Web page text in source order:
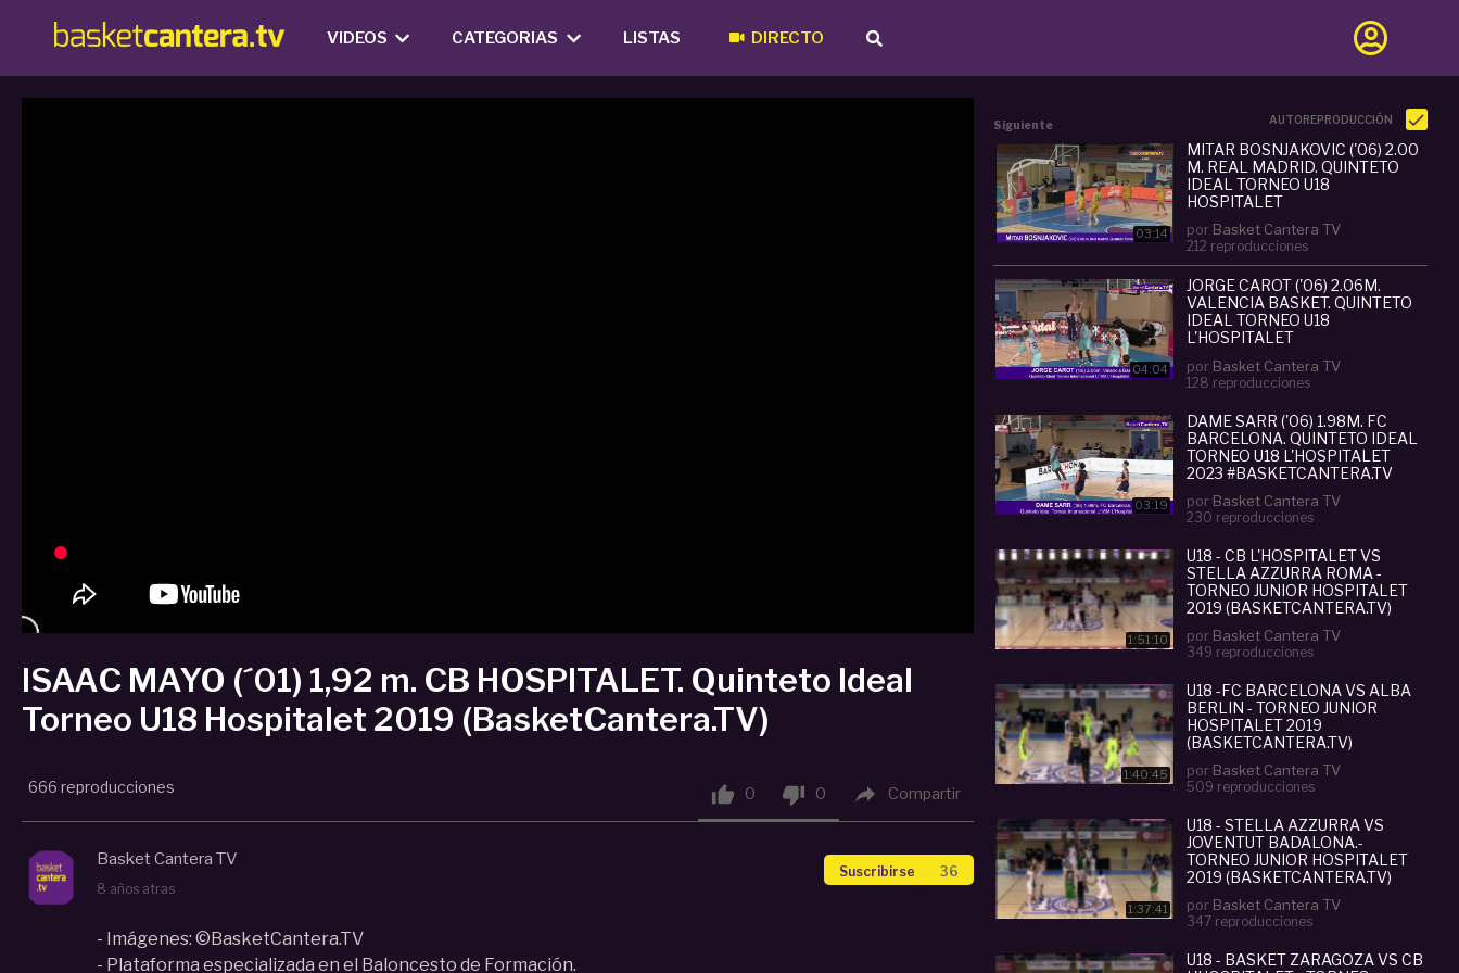
VIDEOS CATEGORIAS LISTAS DIRECTO
ISAAC MAYO (´01) 1,92 m. CB HOSPITALET. Quinteto Ideal
Torneo U18 Hospitalet 2019 (BasketCantera.TV)
666 reproducciones  0  0  Compartir
Basket Cantera TV
8 años atras
Suscribirse 36
- Imágenes: ©BasketCantera.TV
- Plataforma especializada en el Baloncesto de Formación.
Siguiente AUTOREPRODUCCIÓN
03:14
MITAR BOSNJAKOVIC ('06) 2.00
M. REAL MADRID. QUINTETO
IDEAL TORNEO U18
HOSPITALET
por Basket Cantera TV
212 reproducciones
04:04
JORGE CAROT ('06) 2.06M.
VALENCIA BASKET. QUINTETO
IDEAL TORNEO U18
L'HOSPITALET
por Basket Cantera TV
128 reproducciones
03:19
DAME SARR ('06) 1.98M. FC
BARCELONA. QUINTETO IDEAL
TORNEO U18 L'HOSPITALET
2023 #BASKETCANTERA.TV
por Basket Cantera TV
230 reproducciones
1:51:10
U18 - CB L'HOSPITALET VS
STELLA AZZURRA ROMA -
TORNEO JUNIOR HOSPITALET
2019 (BASKETCANTERA.TV)
por Basket Cantera TV
349 reproducciones
1:40:45
U18 -FC BARCELONA VS ALBA
BERLIN - TORNEO JUNIOR
HOSPITALET 2019
(BASKETCANTERA.TV)
por Basket Cantera TV
509 reproducciones
1:37:41
U18 - STELLA AZZURRA VS
JOVENTUT BADALONA.-
TORNEO JUNIOR HOSPITALET
2019 (BASKETCANTERA.TV)
por Basket Cantera TV
347 reproducciones
U18 - BASKET ZARAGOZA VS CB